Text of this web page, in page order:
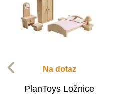
Na dotaz
PlanToys Ložnice